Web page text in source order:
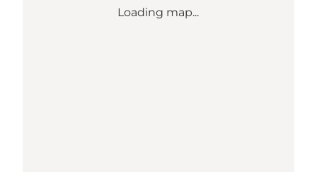
Loading map...